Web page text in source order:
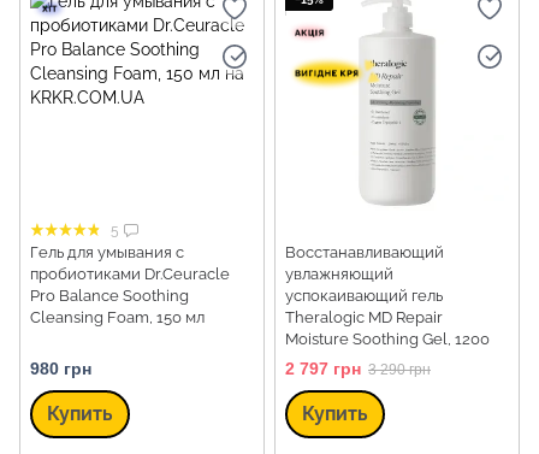
5
Гель для умывания с
пробиотиками Dr.Ceuracle
Pro Balance Soothing
Cleansing Foam, 150 мл
980 грн
Купить
Восстанавливающий
увлажняющий
успокаивающий гель
Theralogic MD Repair
Moisture Soothing Gel, 1200
мл
2 797 грн 3 290 грн
Купить